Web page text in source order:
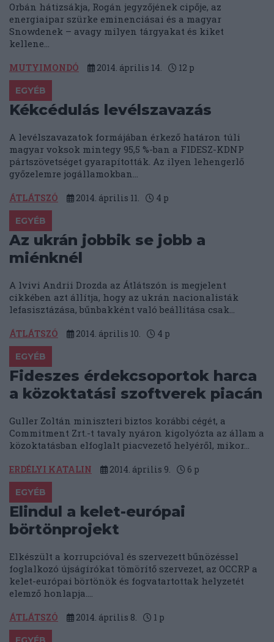
Orbán hátizsákja, Rogán jegyzőjének cipője, az
energiaipar szürke eminenciásai és a magyar
Snowdenek – avagy milyen tárgyakat és kiket
kellene...
MUTYIMONDÓ 2014. április 14. 12 p
EGYÉB
Kékcédulás levélszavazás
A levélszavazatok formájában érkező határon túli
magyar voksok mintegy 95,5 %-ban a FIDESZ-KDNP
pártszövetséget gyarapították. Az ilyen lehengerlő
győzelemre jogállamokban...
ÁTLÁTSZÓ 2014. április 11. 4 p
EGYÉB
Az ukrán jobbik se jobb a
miénknél
A lvivi Andrii Drozda az Átlátszón is megjelent
cikkében azt állítja, hogy az ukrán nacionalisták
lefasisztázása, bűnbakként való beállítása csak...
ÁTLÁTSZÓ 2014. április 10. 4 p
EGYÉB
Fideszes érdekcsoportok harca
a közoktatási szoftverek piacán
Guller Zoltán miniszteri biztos korábbi cégét, a
Commitment Zrt.-t tavaly nyáron kigolyózta az állam a
közoktatásban elfoglalt piacvezető helyéről, mikor...
ERDÉLYI KATALIN 2014. április 9. 6 p
EGYÉB
Elindul a kelet-európai
börtönprojekt
Elkészült a korrupcióval és szervezett bűnözéssel
foglalkozó újságírókat tömörítő szervezet, az OCCRP a
kelet-európai börtönök és fogvatartottak helyzetét
elemző honlapja....
ÁTLÁTSZÓ 2014. április 8. 1 p